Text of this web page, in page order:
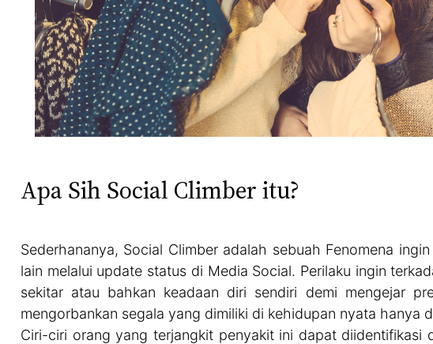
Apa Sih Social Climber itu?
Sederhananya, Social Climber adalah sebuah Fenomena
lain melalui update status di Media Social. Perilaku ingin
sekitar atau bahkan keadaan diri sendiri demi mengejar
mengorbankan segala yang dimiliki di kehidupan nyata hanya
Ciri-ciri orang yang terjangkit penyakit ini dapat diidentifikasi